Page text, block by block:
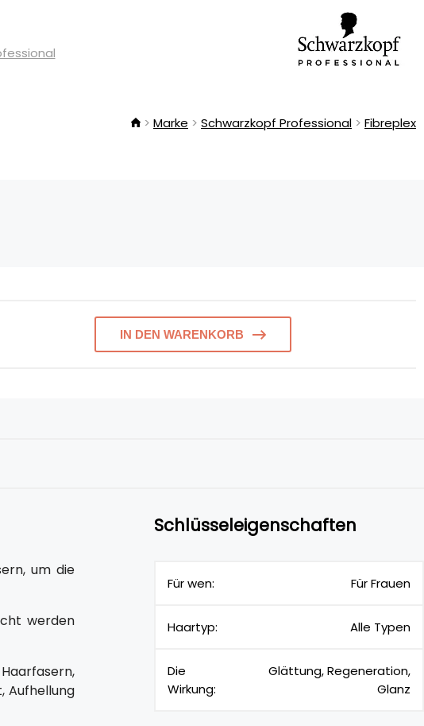
Marke Schwarzkopf Professional Fibreplex
IN DEN WARENKORB
um die
werden
Aufhellung
Schlüsseleigenschaften
Für wen: Für Frauen
Haartyp: Alle Typen
Die
Wirkung:
Glättung, Regeneration,
Glanz